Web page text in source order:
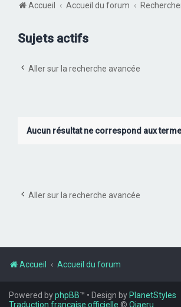
Accueil Accueil du forum
Sujets actifs
Aller sur la recherche avancée
Aucun résultat ne correspond aux
Aller sur la recherche avancée
Accueil Accueil du forum
Powered byphpBB™ • Design by PlanetStyles
Traduction française officielle © Qiaeru